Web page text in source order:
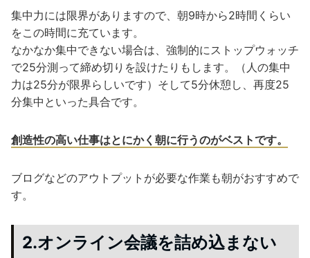
集中力には限界がありますので、朝9時から2時間くらい
をこの時間に充ています。
なかなか集中できない場合は、強制的にストップウォッチ
で25分測って締め切りを設けたりもします。（人の集中
力は25分が限界らしいです）そして5分休憩し、再度25
分集中といった具合です。
創造性の高い仕事はとにかく朝に行うのがベストです。
ブログなどのアウトプットが必要な作業も朝がおすすめで
す。
2.オンライン会議を詰め込まない